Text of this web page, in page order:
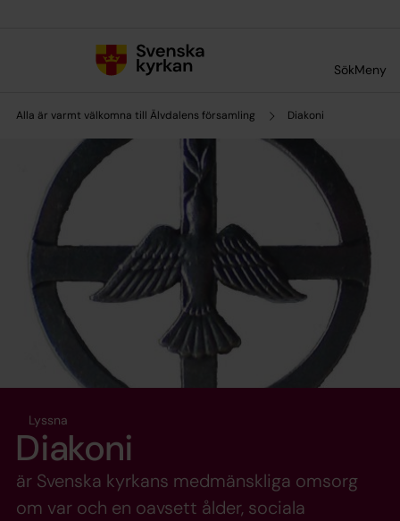
SökMeny
Alla är varmt välkomna till Älvdalens församling Diakoni
Lyssna
Diakoni
är Svenska kyrkans medmänskliga omsorg
om var och en oavsett ålder, sociala